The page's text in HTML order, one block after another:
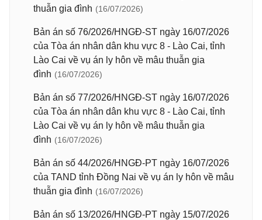
thuẫn gia đình (16/07/2026)
Bản án số 76/2026/HNGĐ-ST ngày 16/07/2026
của Tòa án nhân dân khu vực 8 - Lào Cai, tỉnh
Lào Cai về vụ án ly hôn về mâu thuẫn gia
đình (16/07/2026)
Bản án số 77/2026/HNGĐ-ST ngày 16/07/2026
của Tòa án nhân dân khu vực 8 - Lào Cai, tỉnh
Lào Cai về vụ án ly hôn về mâu thuẫn gia
đình (16/07/2026)
Bản án số 44/2026/HNGĐ-PT ngày 16/07/2026
của TAND tỉnh Đồng Nai về vụ án ly hôn về mâu
thuẫn gia đình (16/07/2026)
Bản án số 13/2026/HNGĐ-PT ngày 15/07/2026